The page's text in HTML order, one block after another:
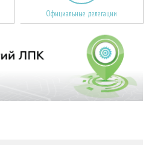
Официальные делегации